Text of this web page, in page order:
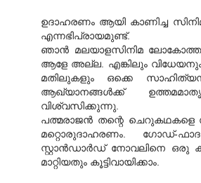
ഉദാഹരണം ആയി കാണിച്ച
എന്നഭിപ്രായമുണ്ട്.
ഞാന്‍ മലയാളസിനിമ
ആളേ അല്ല. എങ്കിലും
മതിലുകളും ഒക്കെ
ആഖ്യാനങ്ങള്‍ക്ക്
വിശ്വസിക്കുന്നു.
പത്മരാജന്‍ തന്റെ ചെറുകഥകളെ
മറ്റൊരുദാഹരണം. ഗോഡ്-
സ്റ്റാന്‍‌ഡാര്‍ഡ് നോവലിനെ ഒരു
മാറ്റിയതും കൂട്ടിവായിക്കാം.